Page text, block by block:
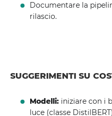
Documentare la
rilascio.
SUGGERIMENTI SU
Modelli: iniziare con i
luce (classe